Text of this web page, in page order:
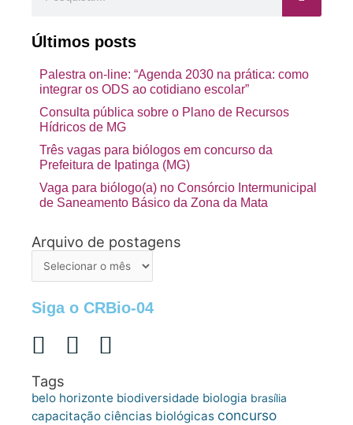
Últimos posts
Palestra on-line: “Agenda 2030 na prática: como
integrar os ODS ao cotidiano escolar”
Consulta pública sobre o Plano de Recursos
Hídricos de MG
Três vagas para biólogos em concurso da
Prefeitura de Ipatinga (MG)
Vaga para biólogo(a) no Consórcio Intermunicipal
de Saneamento Básico da Zona da Mata
Arquivo de postagens
Arquivo
Siga o CRBio-04
Tags
belo horizonte biodiversidade biologia brasília
capacitação ciências biológicas concurso